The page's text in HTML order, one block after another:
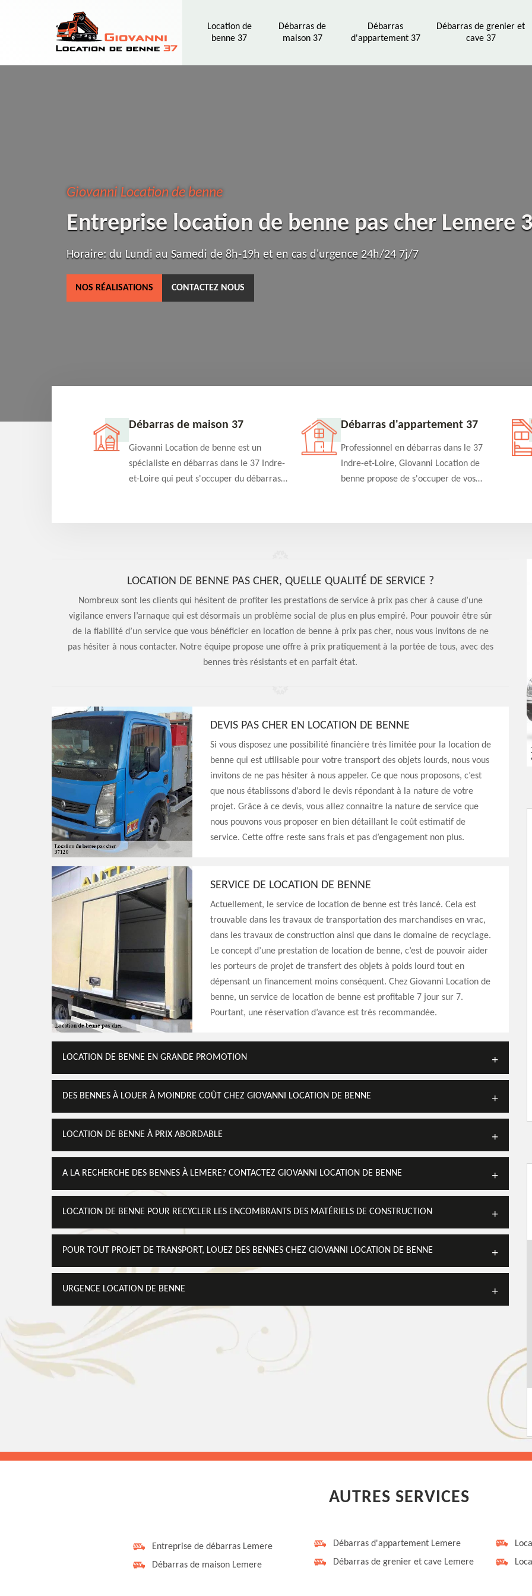
Location de
benne 37
Débarras de
maison 37
Débarras
d'appartement 37
Débarras de grenier et
cave 37
Giovanni Location de benne
Entreprise location de benne pas cher Lemere
Horaire: du Lundi au Samedi de 8h-19h et en cas d'urgence 24h/24 7j/7
NOS RÉALISATIONS CONTACTEZ NOUS
37 Débarras de maison 37
Giovanni Location de benne est un
spécialiste en débarras dans le 37 Indre-
et-Loire qui peut s'occuper du débarras
et efficace
Débarras d'appartement 37
Professionnel en débarras dans le 37
Indre-et-Loire, Giovanni Location de
benne propose de s'occuper de vos
qualité en toute circonstance
LOCATION DE BENNE PAS CHER, QUELLE QUALITÉ DE SERVICE ?
Nombreux sont les clients qui hésitent de profiter les prestations de service à prix pas cher à cause d’une
vigilance envers l’arnaque qui est désormais un problème social de plus en plus empiré. Pour pouvoir être sûr
de la fiabilité d’un service que vous bénéficier en location de benne à prix pas cher, nous vous invitons de ne
pas hésiter à nous contacter. Notre équipe propose une offre à prix pratiquement à la portée de tous, avec des
bennes très résistants et en parfait état.
DEVIS PAS CHER EN LOCATION DE BENNE
Si vous disposez une possibilité financière très limitée pour la location de
benne qui est utilisable pour votre transport des objets lourds, nous vous
invitons de ne pas hésiter à nous appeler. Ce que nous proposons, c’est
que nous établissons d’abord le devis répondant à la nature de votre
projet. Grâce à ce devis, vous allez connaitre la nature de service que
nous pouvons vous proposer en bien détaillant le coût estimatif de
service. Cette offre reste sans frais et pas d’engagement non plus.
SERVICE DE LOCATION DE BENNE
Actuellement, le service de location de benne est très lancé. Cela est
trouvable dans les travaux de transportation des marchandises en vrac,
dans les travaux de construction ainsi que dans le domaine de recyclage.
Le concept d’une prestation de location de benne, c’est de pouvoir aider
les porteurs de projet de transfert des objets à poids lourd tout en
dépensant un financement moins conséquent. Chez Giovanni Location de
benne, un service de location de benne est profitable 7 jour sur 7.
Pourtant, une réservation d’avance est très recommandée.
LOCATION DE BENNE EN GRANDE PROMOTION
DES BENNES À LOUER À MOINDRE COÛT CHEZ GIOVANNI LOCATION DE BENNE
LOCATION DE BENNE À PRIX ABORDABLE
A LA RECHERCHE DES BENNES À LEMERE? CONTACTEZ GIOVANNI LOCATION DE BENNE
LOCATION DE BENNE POUR RECYCLER LES ENCOMBRANTS DES MATÉRIELS DE CONSTRUCTION
POUR TOUT PROJET DE TRANSPORT, LOUEZ DES BENNES CHEZ GIOVANNI LOCATION DE BENNE
URGENCE LOCATION DE BENNE
AUTRES SERVICES
Entreprise de débarras Lemere
Débarras de maison Lemere
Débarras d'appartement Lemere
Débarras de grenier et cave Lemere